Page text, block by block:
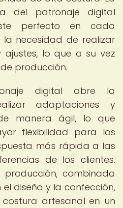
del patronaje digital
perfecto en cada
necesidad de realizar
ajustes, lo que a su vez
producción.
digital abre la
adaptaciones y
manera ágil, lo que
flexibilidad para los
más rápida a las
de los clientes.
combinada
diseño y la confección,
artesanal en un